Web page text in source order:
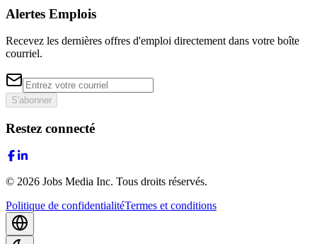
Alertes Emplois
Recevez les dernières offres d'emploi directement dans votre boîte
courriel.
S'abonner
Restez connecté
© 2026 Jobs Media Inc. Tous droits réservés.
Politique de confidentialitéTermes et conditions